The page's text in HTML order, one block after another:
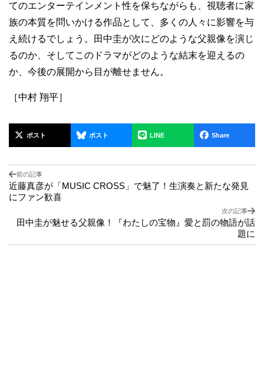
てのエンターテインメント性を保ちながらも、視聴者に家
族の本質を問いかける作品として、多くの人々に影響を与
え続けるでしょう。田中圭が次にどのような父親像を演じ
るのか、そしてこのドラマがどのような結末を迎えるの
か、今後の展開から目が離せません。
［中村 翔平］
ポスト ポスト LINE Share
前の記事
近藤真彦が「MUSIC CROSS」で魅了！生演奏と新たな発見
にファン歓喜
次の記事
田中圭が魅せる父親像！『わたしの宝物』愛と罰の物語が話
題に